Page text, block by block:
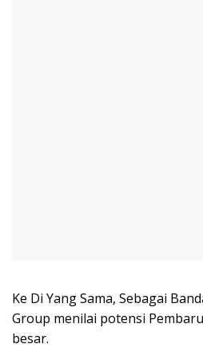
Ke Di Yang Sama, Sebagai
Group menilai potensi
besar.